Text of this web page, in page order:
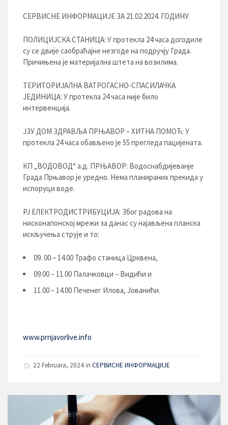
СЕРВИСНЕ ИНФОРМАЦИЈЕ ЗА 21.02.2024. ГОДИНУ
ПОЛИЦИЈСКА СТАНИЦА: У протекла 24 часа догодиле
су се двије саобраћајне незгоде на подручју Града.
Причињена је материјална штета на возилима.
ТЕРИТОРИЈАЛНА ВАТРОГАСНО-СПАСИЛАЧКА
ЈЕДИНИЦА: У протекла 24 часа није било
интервенција.
ЈЗУ ДОМ ЗДРАВЉА ПРЊАВОР – ХИТНА ПОМОЋ: У
протекла 24 часа обављено је 55 прегледа пацијената.
КП „ВОДОВОД“ а.д. ПРЊАВОР: Водоснабдијеванје
Града Прњавор је уредно. Нема планираних прекида у
испоруци воде.
РЈ ЕЛЕКТРОДИСТРИБУЦИЈA: Због радова на
нисконапонској мрежи за данас су најављена планска
искључења струје и то:
09. 00 – 14.00 Трафо станица Црквена,
09.00 – 11.00 Палачковци – Видићи и
11.00 – 14.00 Печенег Илова, Јованићи.
www.prnjavorlive.info
22 Februara, 2024in СЕРВИСНЕ ИНФОРМАЦИЈЕ